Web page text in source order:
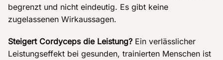
begrenzt und nicht eindeutig. Es gibt keine
zugelassenen Wirkaussagen.
Steigert Cordyceps die Leistung? Ein verlässlicher
Leistungseffekt bei gesunden, trainierten Menschen ist